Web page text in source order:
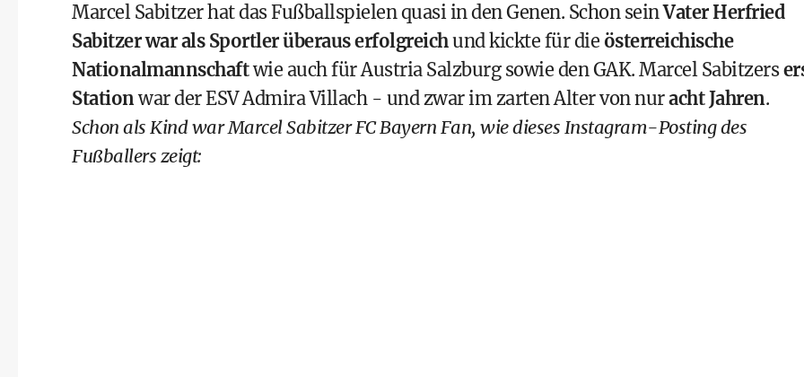
Marcel Sabitzer hat das Fußballspielen quasi in den Genen. Schon seinVater Herfried
Sabitzer war als Sportler überaus erfolgreichund kickte für die österreichische
Nationalmannschaftwie auch fürAustria Salzburgsowie den GAK. Marcel Sabitzers
Stationwar der ESV Admira Villach- und zwar im zarten Alter von nuracht Jahren.
Schon als Kind war Marcel Sabitzer FC Bayern Fan, wie dieses Instagram-Posting des
Fußballers zeigt: